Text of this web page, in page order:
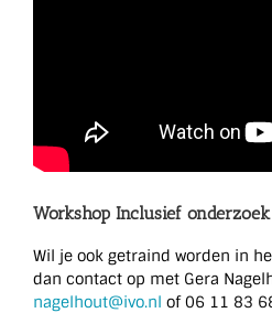
Workshop Inclusief onderzoek
Wil je ook getraind worden in
dan contact op met Gera
nagelhout@ivo.nl of 06 11 83